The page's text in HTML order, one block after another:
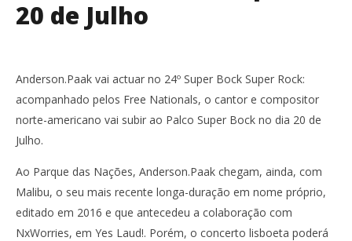
20 de Julho
Anderson.Paak vai actuar no 24º Super Bock Super Rock:
acompanhado pelos Free Nationals, o cantor e compositor
norte-americano vai subir ao Palco Super Bock no dia 20 de
Julho.
Ao Parque das Nações, Anderson.Paak chegam, ainda, com
Malibu, o seu mais recente longa-duração em nome próprio,
editado em 2016 e que antecedeu a colaboração com
NxWorries, em Yes Laud!. Porém, o concerto lisboeta poderá